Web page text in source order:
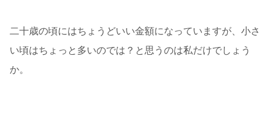
二十歳の頃にはちょうどいい金額になっていますが、小さ
い頃はちょっと多いのでは？と思うのは私だけでしょう
か。